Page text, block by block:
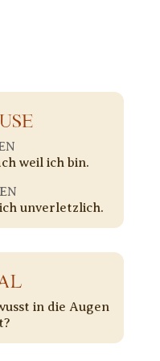
weil ich bin.
unverletzlich.
in die Augen